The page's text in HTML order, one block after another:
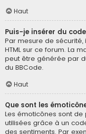
Haut
Puis-je insérer du code
Par mesure de sécurité,
HTML sur ce forum. La
peut être générée par
du BBCode.
Haut
Que sont les
Les émoticônes sont
utilisées grâce à un
des sentiments. Par